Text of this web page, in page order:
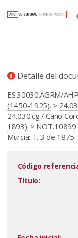
Detalle del
ES.30030.AGRM/
(1450-1925). >
24.030.cg / Cano
1893). >
Murcia: T. 3 de 1875.
Código
Título: